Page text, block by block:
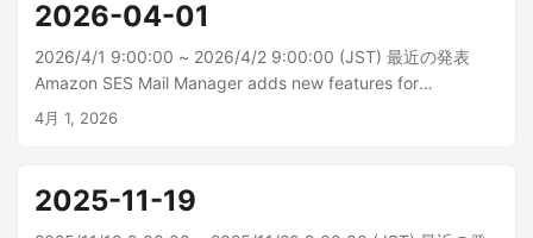
2026-04-01
2026/4/1 9:00:00 ~ 2026/4/2 9:00:00 (JST) 最近の発表
Amazon SES Mail Manager adds new features for
enhanced security and email processing Amazon Simple
4月 1, 2026
2025-11-19